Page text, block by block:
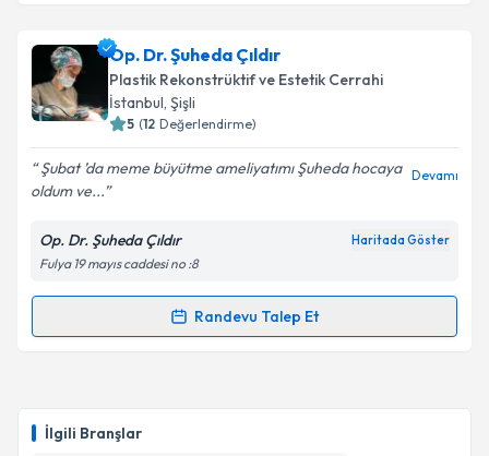
İlgili Branşlar
Op. Dr. Şuheda Çıldır
Plastik Rekonstrüktif ve Estetik Cerrahi
İstanbul, Şişli
5 (12 Değerlendirme)
Şubat ’da meme büyütme ameliyatımı Şuheda hocaya
oldum ve...
Devamı
Op. Dr. Şuheda Çıldır Haritada Göster
Fulya 19 mayıs caddesi no :8
Randevu Talep Et
Randevu Takvimi Talebi
takvim hazırlandığında e-posta ile bilgilendireceğiz.